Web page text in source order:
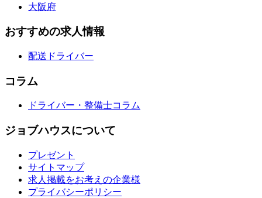
大阪府
おすすめの求人情報
配送ドライバー
コラム
ドライバー・整備士コラム
ジョブハウスについて
プレゼント
サイトマップ
求人掲載をお考えの企業様
プライバシーポリシー